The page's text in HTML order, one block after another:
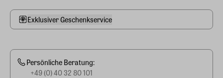
Exklusiver Geschenkservice
Persönliche Beratung:
+49 (0) 40 32 80 101